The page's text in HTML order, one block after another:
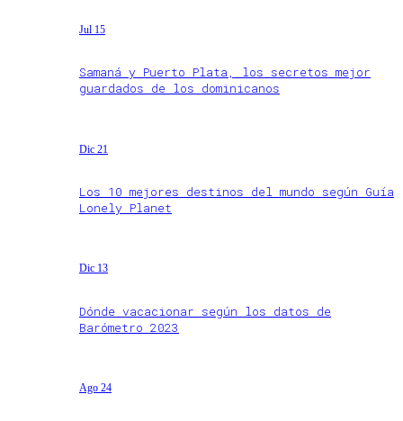
Jul 15
Samaná y Puerto Plata, los secretos mejor
guardados de los dominicanos
Dic 21
Los 10 mejores destinos del mundo según Guía
Lonely Planet
Dic 13
Dónde vacacionar según los datos de
Barómetro 2023
Ago 24